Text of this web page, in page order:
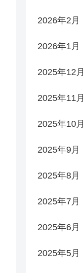
2026年2月
2026年1月
2025年12月
2025年11月
2025年10月
2025年9月
2025年8月
2025年7月
2025年6月
2025年5月